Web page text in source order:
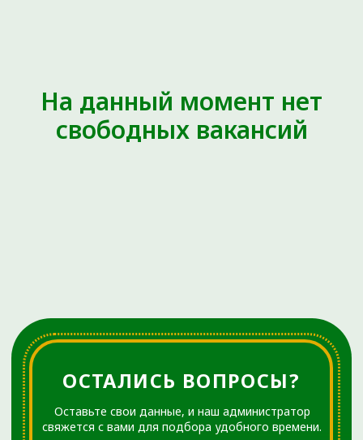
На данный момент нет
свободных вакансий
Оставьте свои данные, и наш администратор
свяжется с вами для подбора удобного времени.
соглашение.